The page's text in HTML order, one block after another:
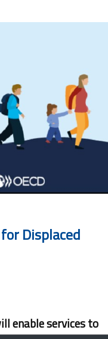
Displaced
enable services to